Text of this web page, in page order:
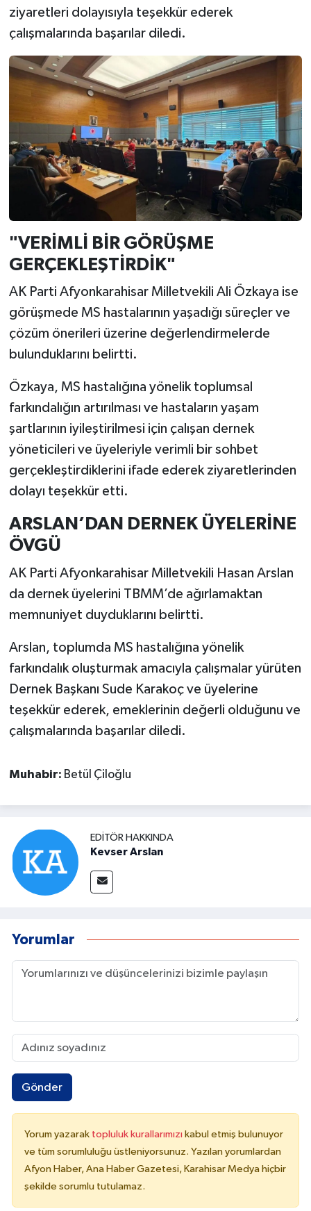
ziyaretleri dolayısıyla teşekkür ederek
çalışmalarında başarılar diledi.
"VERİMLİ BİR GÖRÜŞME
GERÇEKLEŞTİRDİK"
AK Parti Afyonkarahisar Milletvekili Ali Özkaya ise
görüşmede MS hastalarının yaşadığı süreçler ve
çözüm önerileri üzerine değerlendirmelerde
bulunduklarını belirtti.
Özkaya, MS hastalığına yönelik toplumsal
farkındalığın artırılması ve hastaların yaşam
şartlarının iyileştirilmesi için çalışan dernek
yöneticileri ve üyeleriyle verimli bir sohbet
gerçekleştirdiklerini ifade ederek ziyaretlerinden
dolayı teşekkür etti.
ARSLAN’DAN DERNEK ÜYELERİNE
ÖVGÜ
AK Parti Afyonkarahisar Milletvekili Hasan Arslan
da dernek üyelerini TBMM’de ağırlamaktan
memnuniyet duyduklarını belirtti.
Arslan, toplumda MS hastalığına yönelik
farkındalık oluşturmak amacıyla çalışmalar yürüten
Dernek Başkanı Sude Karakoç ve üyelerine
teşekkür ederek, emeklerinin değerli olduğunu ve
çalışmalarında başarılar diledi.
Muhabir: Betül Çiloğlu
EDITÖR HAKKINDA
Kevser Arslan
Yorumlar
Gönder
Yorum yazarak topluluk kurallarımızı kabul etmiş bulunuyor
ve tüm sorumluluğu üstleniyorsunuz. Yazılan yorumlardan
Afyon Haber, Ana Haber Gazetesi, Karahisar Medya hiçbir
şekilde sorumlu tutulamaz.